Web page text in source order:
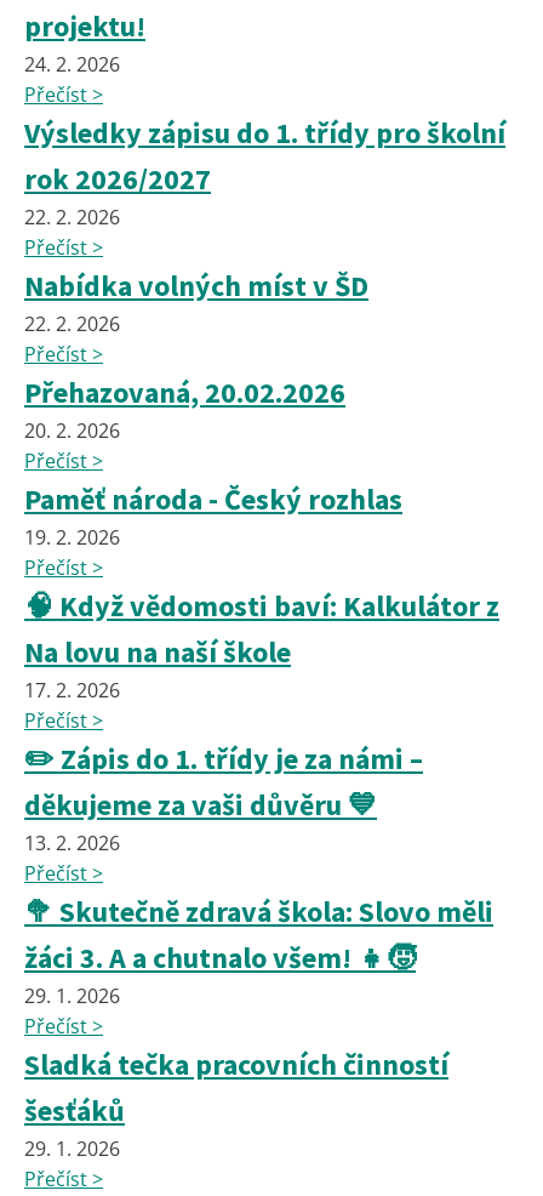
projektu!
24. 2. 2026
Přečíst >
Výsledky zápisu do 1. třídy pro školní
rok 2026/2027
22. 2. 2026
Přečíst >
Nabídka volných míst v ŠD
22. 2. 2026
Přečíst >
Přehazovaná, 20.02.2026
20. 2. 2026
Přečíst >
Paměť národa - Český rozhlas
19. 2. 2026
Přečíst >
🧠 Když vědomosti baví: Kalkulátor z
Na lovu na naší škole
17. 2. 2026
Přečíst >
✏️ Zápis do 1. třídy je za námi –
děkujeme za vaši důvěru 💙
13. 2. 2026
Přečíst >
🥦 Skutečně zdravá škola: Slovo měli
žáci 3. A a chutnalo všem! 👧🧒
29. 1. 2026
Přečíst >
Sladká tečka pracovních činností
šesťáků
29. 1. 2026
Přečíst >